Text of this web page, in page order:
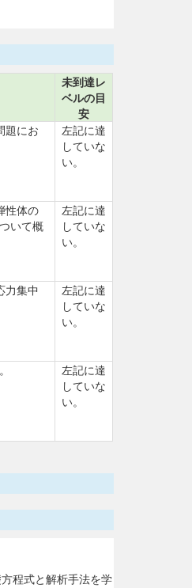
未到達レ
ベルの目
安
題にお
左記に達
していな
い。
性体の
いて概
左記に達
していな
い。
力集中
左記に達
していな
い。
左記に達
していな
い。
程式と解析手法を学